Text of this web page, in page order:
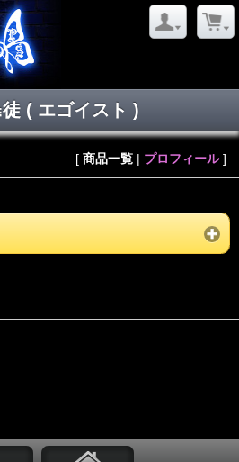
( エゴイスト )
[ 商品一覧 | プロフィール]